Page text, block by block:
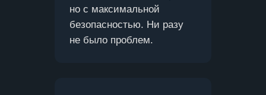
но с максимальной
безопасностью. Ни разу
не было проблем.